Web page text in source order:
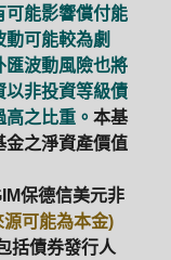
可能影響償付能
可能較為劇
匯波動風險也將
以非投資等級債
之比重。 本基
金之淨資產價值
保德信美元非
可能為本金)
括債券發行人